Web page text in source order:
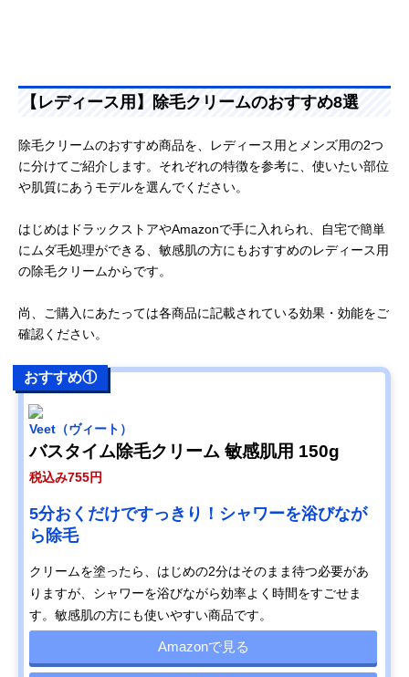
【レディース用】除毛クリームのおすすめ8選
除毛クリームのおすすめ商品を、レディース用とメンズ用の2つ
に分けてご紹介します。それぞれの特徴を参考に、使いたい部位
や肌質にあうモデルを選んでください。
はじめはドラックストアやAmazonで手に入れられ、自宅で簡単
にムダ毛処理ができる、敏感肌の方にもおすすめのレディース用
の除毛クリームからです。
尚、ご購入にあたっては各商品に記載されている効果・効能をご
確認ください。
おすすめ①
Veet（ヴィート）
バスタイム除毛クリーム 敏感肌用 150g
税込み755円
5分おくだけですっきり！シャワーを浴びなが
ら除毛
クリームを塗ったら、はじめの2分はそのまま待つ必要があ
りますが、シャワーを浴びながら効率よく時間をすごせま
す。敏感肌の方にも使いやすい商品です。
Amazonで見る